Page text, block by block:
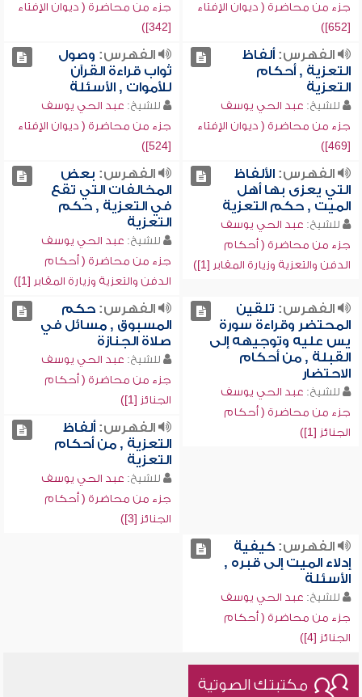
جزء من محاضرة ( ديوان الإفتاء
[652])
جزء من محاضرة ( ديوان الإفتاء
[342])
الفهرس:ألفاظ
التعزية , أحكام
التعزية
للشيخ: عبد الحي يوسف
جزء من محاضرة ( ديوان الإفتاء
[469])
الفهرس: وصول
ثواب قراءة القرآن
للأموات , الأسئلة
للشيخ: عبد الحي يوسف
جزء من محاضرة ( ديوان الإفتاء
[524])
الفهرس:الألفاظ
التي يعزى بها أهل
الميت , حكم التعزية
للشيخ: عبد الحي يوسف
جزء من محاضرة ( أحكام
الدفن والتعزية وزيارة المقابر [1])
الفهرس: بعض
المخالفات التي تقع
في التعزية , حكم
التعزية
للشيخ: عبد الحي يوسف
جزء من محاضرة ( أحكام
الدفن والتعزية وزيارة المقابر [1])
الفهرس: تلقين
المحتضر وقراءة سورة
يس عليه وتوجيهه إلى
القبلة , من أحكام
الاحتضار
للشيخ: عبد الحي يوسف
جزء من محاضرة ( أحكام
الجنائز [1])
الفهرس:حكم
المسبوق , مسائل في
صلاة الجنازة
للشيخ: عبد الحي يوسف
جزء من محاضرة ( أحكام
الجنائز [1])
الفهرس:ألفاظ
التعزية , من أحكام
التعزية
للشيخ: عبد الحي يوسف
جزء من محاضرة ( أحكام
الجنائز [3])
الفهرس:كيفية
إدلاء الميت إلى قبره ,
الأسئلة
للشيخ: عبد الحي يوسف
جزء من محاضرة ( أحكام
الجنائز [4])
مكتبتك الصوتية